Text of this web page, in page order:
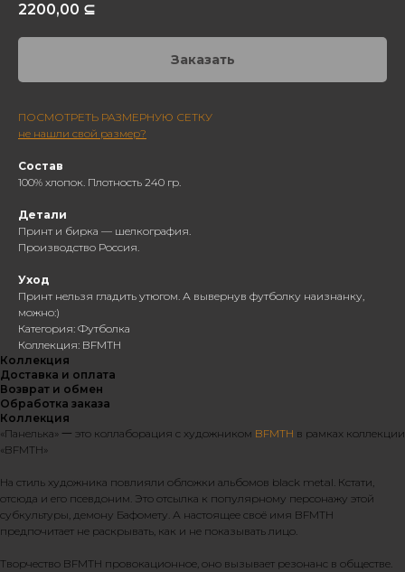
2200,00 ⊆
Заказать
ПОСМОТРЕТЬ РАЗМЕРНУЮ СЕТКУ
не нашли свой размер?
Состав
100% хлопок. Плотность 240 гр.
Детали
Принт и бирка — шелкография.
Производство Россия.
Уход
Принт нельзя гладить утюгом. А вывернув футболку наизнанку,
можно:)
Категория: Футболка
Коллекция: BFMTH
Коллекция
Доставка и оплата
Возврат и обмен
Обработка заказа
Коллекция
«Панелька» 一 это коллаборация с художником BFMTH в рамках коллекции
«BFMTH»
На стиль художника повлияли обложки альбомов black metal. Кстати,
отсюда и его псевдоним. Это отсылка к популярному персонажу этой
субкультуры, демону Бафомету. А настоящее своё имя BFMTH
предпочитает не раскрывать, как и не показывать лицо.
Творчество BFMTH провокационное, оно вызывает резонанс в обществе.